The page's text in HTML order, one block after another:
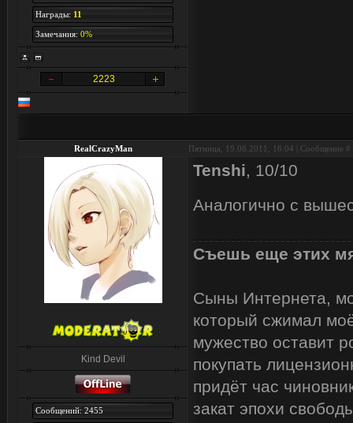
Награды: 11
Замечания: 0%
2223
RealCrazyMan Пятница, 19.08.2011, 18:04 | Сообщение #
Kind Devil
Сообщений: 2455
Tenshi, 10/10
Аналогично с
Съешь еще этих
Сыны Интернета,
который сжимал
мужество оставит
покупать
придёт час
закат эпохи